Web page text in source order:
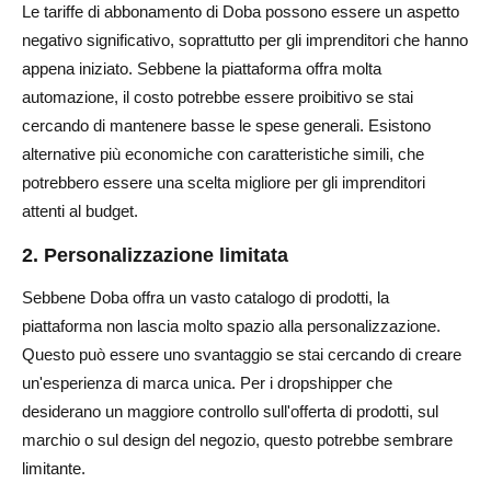
Le tariffe di abbonamento di Doba possono essere un aspetto
negativo significativo, soprattutto per gli imprenditori che hanno
appena iniziato. Sebbene la piattaforma offra molta
automazione, il costo potrebbe essere proibitivo se stai
cercando di mantenere basse le spese generali. Esistono
alternative più economiche con caratteristiche simili, che
potrebbero essere una scelta migliore per gli imprenditori
attenti al budget.
2. Personalizzazione limitata
Sebbene Doba offra un vasto catalogo di prodotti, la
piattaforma non lascia molto spazio alla personalizzazione.
Questo può essere uno svantaggio se stai cercando di creare
un'esperienza di marca unica. Per i dropshipper che
desiderano un maggiore controllo sull'offerta di prodotti, sul
marchio o sul design del negozio, questo potrebbe sembrare
limitante.